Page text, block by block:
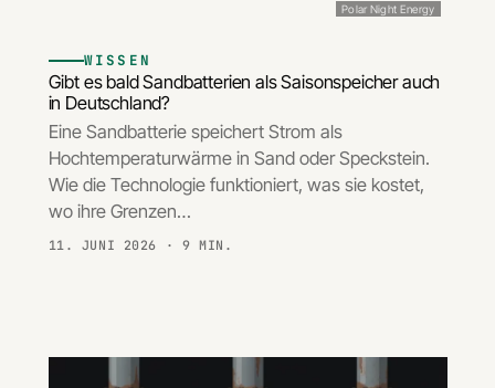
Polar Night Energy
WISSEN
Gibt es bald Sandbatterien als Saisonspeicher auch
in Deutschland?
Eine Sandbatterie speichert Strom als
Hochtemperaturwärme in Sand oder Speckstein.
Wie die Technologie funktioniert, was sie kostet,
wo ihre Grenzen…
11. JUNI 2026 · 9 MIN.